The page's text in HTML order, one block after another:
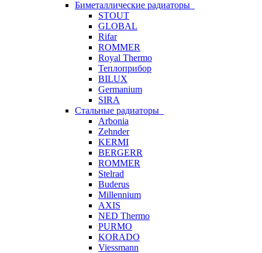
Биметаллические радиаторы
STOUT
GLOBAL
Rifar
ROMMER
Royal Thermo
Теплоприбор
BILUX
Germanium
SIRA
Стальные радиаторы
Arbonia
Zehnder
KERMI
BERGERR
ROMMER
Stelrad
Buderus
Millennium
AXIS
NED Thermo
PURMO
KORADO
Viessmann